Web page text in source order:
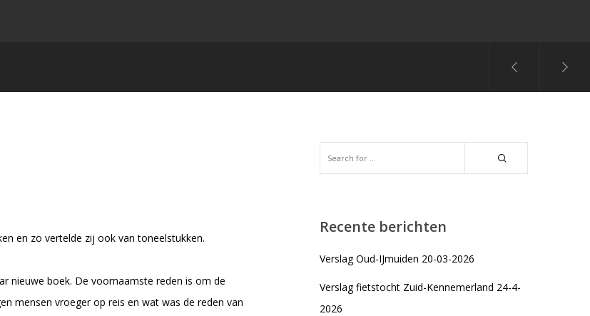
en zo vertelde zij ook van toneelstukken.
nieuwe boek. De voornaamste reden is om de
mensen vroeger op reis en wat was de reden van
Recente berichten
Verslag Oud-IJmuiden 20-03-2026
Verslag fietstocht Zuid-Kennemerland 24-4-
2026